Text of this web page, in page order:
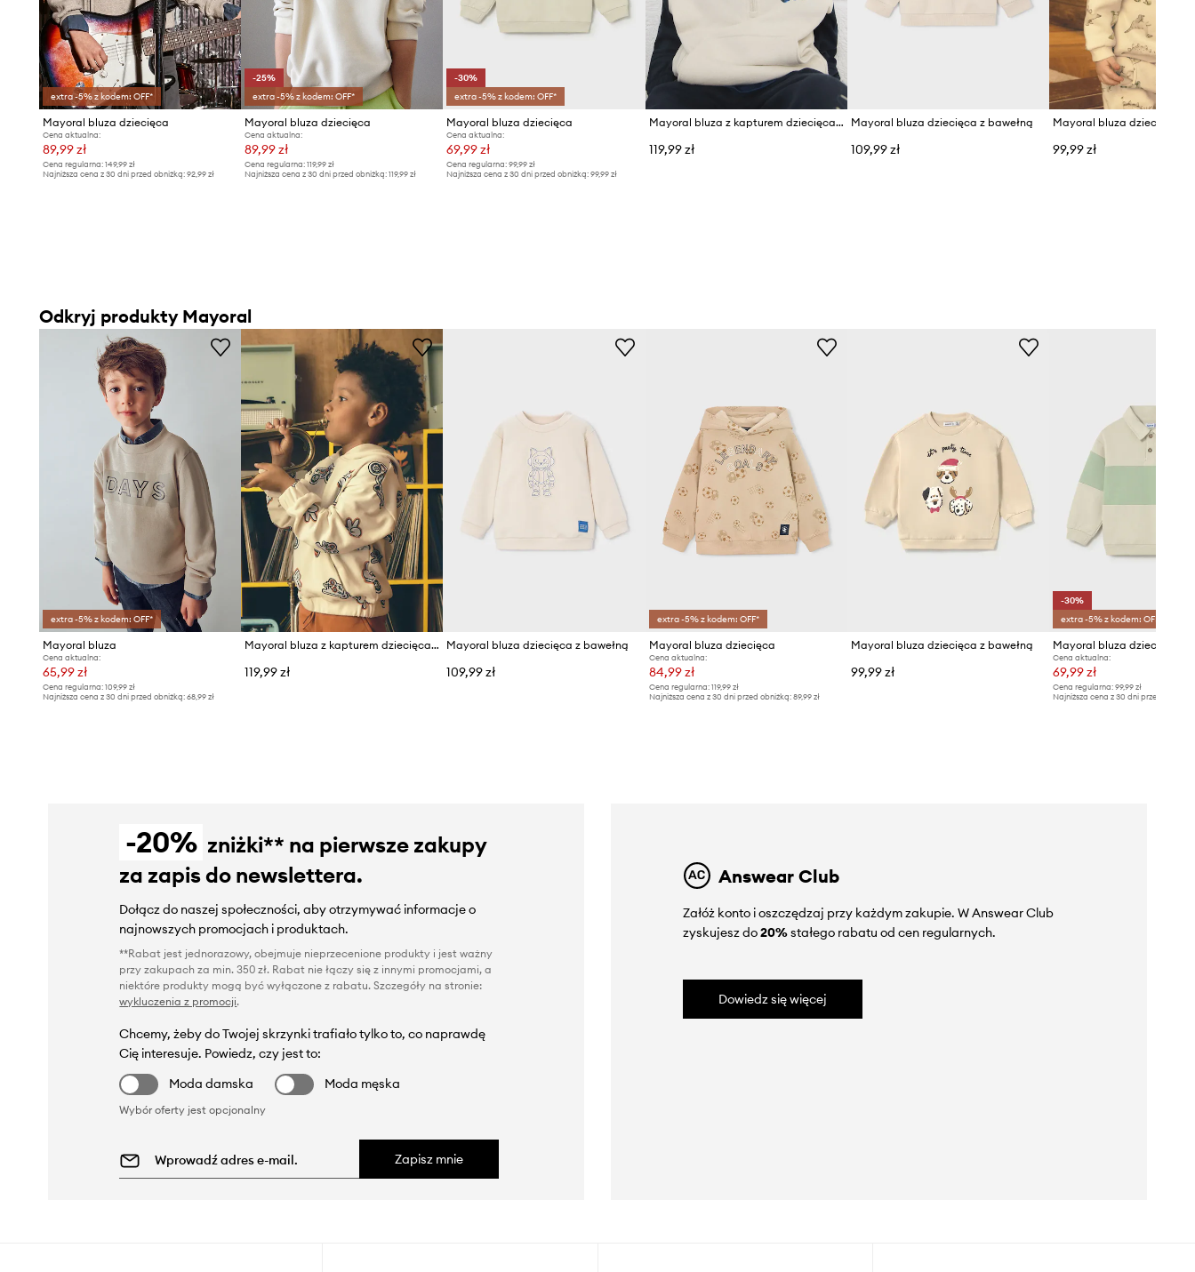
extra -5% z kodem: OFF*
Mayoral bluza dziecięca
Cena aktualna:
89,99 zł
Cena regularna: 149,99 zł
Najniższa cena z 30 dni przed obniżką: 92,99 zł
-25%
extra -5% z kodem: OFF*
Mayoral bluza dziecięca
Cena aktualna:
89,99 zł
Cena regularna:119,99 zł
Najniższa cena z 30 dni przed obniżką:119,99 zł
-30%
extra -5% z kodem: OFF*
Mayoral bluza dziecięca
Cena aktualna:
69,99 zł
Cena regularna: 99,99 zł
Najniższa cena z 30 dni przed obniżką: 99,99 zł
Mayoral bluza z kapturem dziecięca z bawełną
119,99 zł
Mayoral bluza dziecięca z bawełną
109,99 zł
Mayoral bluza dziecięca z
99,99 zł
Odkryj produkty Mayoral
extra -5% z kodem: OFF*
Mayoral bluza
Cena aktualna:
65,99 zł
Cena regularna: 109,99 zł
Najniższa cena z 30 dni przed obniżką: 68,99 zł
Mayoral bluza z kapturem dziecięca z bawełną
119,99 zł
Mayoral bluza dziecięca z bawełną
109,99 zł
extra -5% z kodem: OFF*
Mayoral bluza dziecięca
Cena aktualna:
84,99 zł
Cena regularna: 119,99 zł
Najniższa cena z 30 dni przed obniżką: 89,99 zł
Mayoral bluza dziecięca z bawełną
99,99 zł
-30%
extra -5% z kodem: OFF*
Mayoral bluza dziecięca
Cena aktualna:
69,99 zł
Cena regularna: 99,99 zł
Najniższa cena z 30 dni przed obniżką:
-20% zniżki** na pierwsze zakupy
za zapis do newslettera.
Dołącz do naszej społeczności, aby otrzymywać informacje o
najnowszych promocjach i produktach.
**Rabat jest jednorazowy, obejmuje nieprzecenione produkty i jest ważny
przy zakupach za min. 350 zł. Rabat nie łączy się z innymi promocjami, a
niektóre produkty mogą być wyłączone z rabatu. Szczegóły na stronie:
wykluczenia z promocji.
Chcemy, żeby do Twojej skrzynki trafiało tylko to, co naprawdę
Cię interesuje. Powiedz, czy jest to:
Moda damska
Moda męska
Wybór oferty jest opcjonalny
Zapisz mnie
Answear Club
Załóż konto i oszczędzaj przy każdym zakupie. W Answear Club
zyskujesz do20%stałego rabatu od cen regularnych.
Dowiedz się więcej